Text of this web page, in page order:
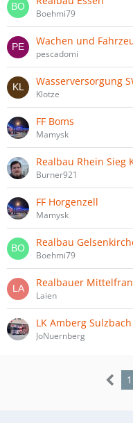
Boehmi79
Wachen und
pescadomi
Wasserversorgung
Klotze
FF Boms
Mamysk
Realbau Rhein Sieg
Burner921
FF Horgenzell
Mamysk
Realbau
Boehmi79
Realbauer
Laien
LK Amberg Sulzbach
JoNuernberg
1